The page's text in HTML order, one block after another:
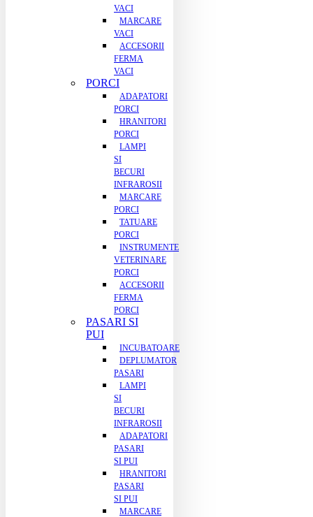
VACI
MARCARE
VACI
ACCESORII
FERMA
VACI
PORCI
ADAPATORI
PORCI
HRANITORI
PORCI
LAMPI
SI
BECURI
INFRAROSII
MARCARE
PORCI
TATUARE
PORCI
INSTRUMENTE
VETERINARE
PORCI
ACCESORII
FERMA
PORCI
PASARI SI
PUI
INCUBATOARE
DEPLUMATOR
PASARI
LAMPI
SI
BECURI
INFRAROSII
ADAPATORI
PASARI
SI PUI
HRANITORI
PASARI
SI PUI
MARCARE